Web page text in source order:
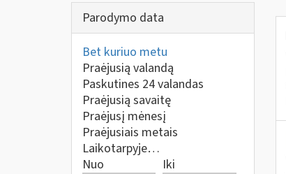
Parodymo data
Bet kuriuo metu
Praėjusią valandą
Paskutines 24 valandas
Praėjusią savaitę
Praėjusį mėnesį
Praėjusiais metais
Laikotarpyje…
Nuo
Iki